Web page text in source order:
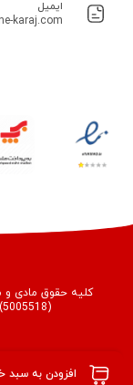
افزودن به سبد
ایمیل
karaj.com
کلیه حقوق مادی و
(5005518) می‌باشد. طراحی و توسعه: